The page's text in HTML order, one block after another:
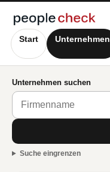
Start Unternehmen
Unternehmen suchen
Suche eingrenzen